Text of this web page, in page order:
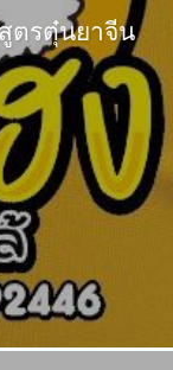
สูตรตุ๋นยาจีน